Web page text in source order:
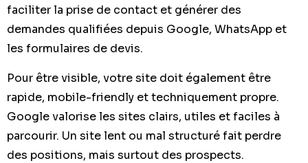
faciliter la prise de contact et générer des
demandes qualifiées depuis Google, WhatsApp et
les formulaires de devis.
Pour être visible, votre site doit également être
rapide, mobile-friendly et techniquement propre.
Google valorise les sites clairs, utiles et faciles à
parcourir. Un site lent ou mal structuré fait perdre
des positions, mais surtout des prospects.